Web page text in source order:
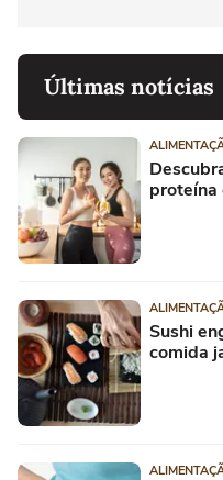
Últimas notícias
proteína
Sushi
comida